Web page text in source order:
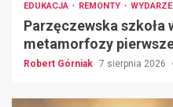
EDUKACJA REMONTY
Parzęczewska
metamorfozy
Robert Górniak 7 sierpnia 2026